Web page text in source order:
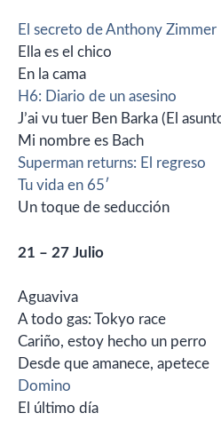
El secreto de Anthony Zimmer
Ella es el chico
En la cama
H6: Diario de un asesino
J’ai vu tuer Ben Barka (El
Mi nombre es Bach
Superman returns: El regreso
Tu vida en 65′
Un toque de seducción
21 – 27 Julio
Aguaviva
A todo gas: Tokyo race
Cariño, estoy hecho un perro
Desde que amanece, apetece
Domino
El último día